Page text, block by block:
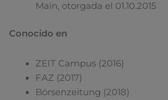
Main, otorgada el 01.10.2015
Conocido en
ZEIT Campus (2016)
FAZ (2017)
Börsenzeitung (2018)